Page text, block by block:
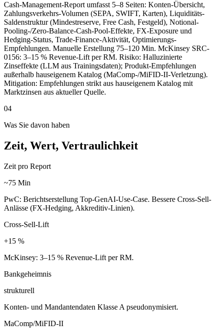
Cash-Management-Report umfasst 5–8 Seiten: Konten-Übersicht,
Zahlungsverkehrs-Volumen (SEPA, SWIFT, Karten), Liquiditäts-
Saldenstruktur (Mindestreserve, Free Cash, Festgeld), Notional-
Pooling-/Zero-Balance-Cash-Pool-Effekte, FX-Exposure und
Hedging-Status, Trade-Finance-Aktivität, Optimierungs-
Empfehlungen. Manuelle Erstellung 75–120 Min. McKinsey SRC-
0156: 3–15 % Revenue-Lift per RM. Risiko: Halluzinierte
Zinseffekte (LLM aus Trainingsdaten); Produkt-Empfehlungen
außerhalb hauseigenem Katalog (MaComp-/MiFID-II-Verletzung).
Mitigation: Empfehlungen strikt aus hauseigenem Katalog mit
Marktzinsen aus aktueller Quelle.
04
Was Sie davon haben
Zeit, Wert, Vertraulichkeit
Zeit pro Report
~75 Min
PwC: Berichtserstellung Top-GenAI-Use-Case. Bessere Cross-Sell-
Anlässe (FX-Hedging, Akkreditiv-Linien).
Cross-Sell-Lift
+15 %
McKinsey: 3–15 % Revenue-Lift per RM.
Bankgeheimnis
strukturell
Konten- und Mandantendaten Klasse A pseudonymisiert.
MaComp/MiFID-II